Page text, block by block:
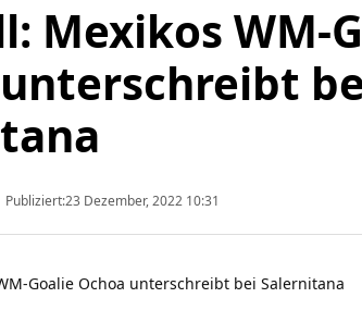
Mexikos WM-
Publiziert:23 Dezember, 2022 10:31